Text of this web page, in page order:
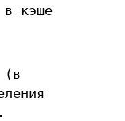
в кэше
(в